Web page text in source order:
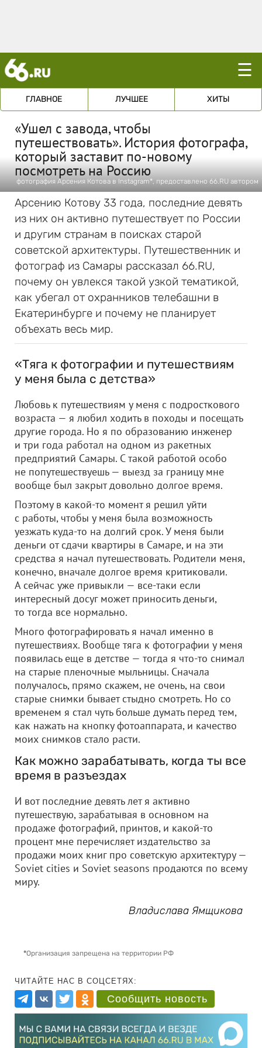
☰
ГЛАВНОЕ ЛУЧШЕЕ ХИТЫ
«Ушел с завода, чтобы
путешествовать». История фотографа,
который заставит по-новому
посмотреть на Россию
фотография Арсения Котова в Instagram*, предоставлено 66.RU автором
Арсению Котову 33 года, последние девять
из них он активно путешествует по России
и другим странам в поисках старой
советской архитектуры. Путешественник и
фотограф из Самары рассказал 66.RU,
почему он увлекся такой узкой тематикой,
как убегал от охранников телебашни в
Екатеринбурге и почему не планирует
объехать весь мир.
«Тяга к фотографии и путешествиям
у меня была с детства»
Любовь к путешествиям у меня с подросткового
возраста — я любил ходить в походы и посещать
другие города. Но я по образованию инженер
и три года работал на одном из ракетных
предприятий Самары. С такой работой особо
не попутешествуешь — выезд за границу мне
вообще был закрыт довольно долгое время.
Поэтому в какой-то момент я решил уйти
с работы, чтобы у меня была возможность
уезжать куда-то на долгий срок. У меня были
деньги от сдачи квартиры в Самаре, и на эти
средства я начал путешествовать. Родители меня,
конечно, вначале долгое время критиковали.
А сейчас уже привыкли — все-таки если
интересный досуг может приносить деньги,
то тогда все нормально.
Много фотографировать я начал именно в
путешествиях. Вообще тяга к фотографии у меня
появилась еще в детстве — тогда я что-то снимал
на старые пленочные мыльницы. Сначала
получалось, прямо скажем, не очень, на свои
старые снимки бывает стыдно смотреть. Но со
временем я стал чуть больше думать перед тем,
как нажать на кнопку фотоаппарата, и качество
моих снимков стало расти.
Как можно зарабатывать, когда ты все
время в разъездах
И вот последние девять лет я активно
путешествую, зарабатывая в основном на
продаже фотографий, принтов, и какой-то
процент мне перечисляет издательство за
продажи моих книг про советскую архитектуру —
Soviet cities и Soviet seasons продаются по всему
миру.
Владислава Ямщикова
*Организация запрещена на территории РФ
ЧИТАЙТЕ НАС В СОЦСЕТЯХ:
Сообщить новость